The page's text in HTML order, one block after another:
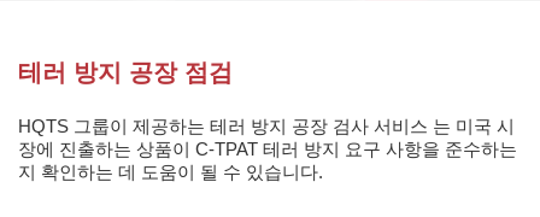
테러 방지 공장 점검
HQTS 그룹이 제공하는 테러 방지 공장 검사 서비스 는 미국 시
장에 진출하는 상품이 C-TPAT 테러 방지 요구 사항을 준수하는
지 확인하는 데 도움이 될 수 있습니다.